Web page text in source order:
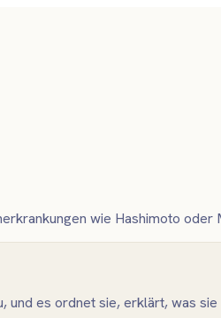
wie Hashimoto oder
es ordnet sie, erklärt, was